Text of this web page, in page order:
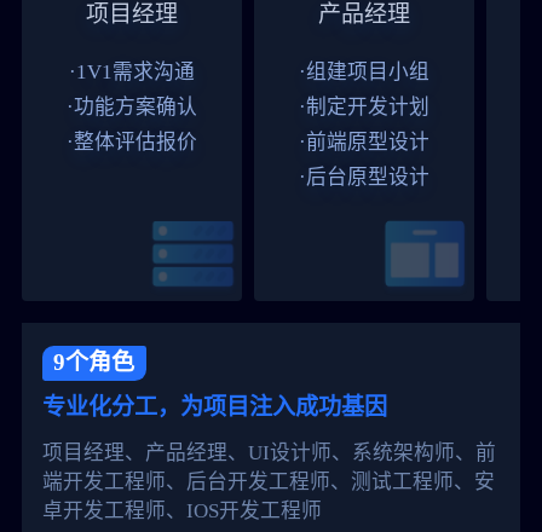
项目经理
·1V1需求沟通
·功能方案确认
·整体评估报价
产品经理
·组建项目小组
·制定开发计划
·前端原型设计
·后台原型设计
9个角色
专业化分工，为项目注入成功基因
项目经理、产品经理、UI设计师、系统架构师、前
端开发工程师、后台开发工程师、测试工程师、安
卓开发工程师、IOS开发工程师